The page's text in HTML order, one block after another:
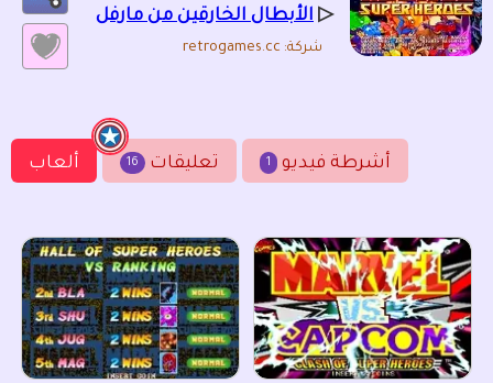
▷ الأبطال الخارقين من مارفل
شركة: retrogames.cc
ألعاب 16 تعليقات 1 أشرطة فيديو